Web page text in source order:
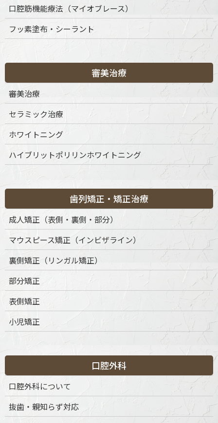
リスク・副作用について
インビザライン治療では、歯の移動に伴い以下のようなリスク
や副作用が生じる場合があります。
歯や歯ぐきの痛み・不快感
歯の動き方に個人差があり、計画通り進まない場合があ
る
装置の使用時間不足による治療期間の延長
歯根吸収や歯肉退縮の可能性
発音や咀嚼への一時的な影響
当院では、これらのリスクについて事前に十分な説明を行い、
患者さまにご理解いただいた上で治療を開始しています。
当院での対応
当院は、インビザラインによる矯正治療を提供するにあたり、
薬機法の趣旨を踏まえ、患者さまに十分な情報提供とインフォ
ームドコンセントを行っています。また、治療中は経過観察を
徹底し、安全かつ効果的な治療を心がけています。
ページのトップへ
自由診療料金表
口腔筋機能療法（マイオブレース）
フッ素塗布・シーラント
審美治療
審美治療
セラミック治療
ホワイトニング
ハイブリットポリリンホワイトニング
歯列矯正・矯正治療
成人矯正（表側・裏側・部分）
マウスピース矯正（インビザライン）
裏側矯正（リンガル矯正）
部分矯正
表側矯正
小児矯正
口腔外科
口腔外科について
抜歯・親知らず対応